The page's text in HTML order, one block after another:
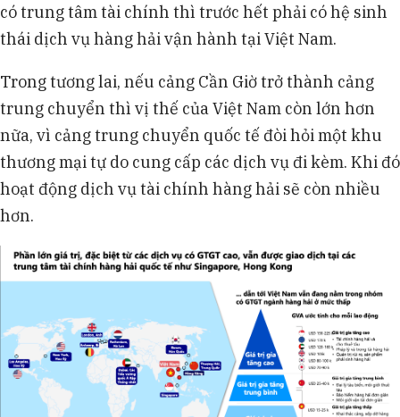
có trung tâm tài chính thì trước hết phải có hệ sinh
thái dịch vụ hàng hải vận hành tại Việt Nam.
Trong tương lai, nếu cảng Cần Giờ trở thành cảng
trung chuyển thì vị thế của Việt Nam còn lớn hơn
nữa, vì cảng trung chuyển quốc tế đòi hỏi một khu
thương mại tự do cung cấp các dịch vụ đi kèm. Khi đó
hoạt động dịch vụ tài chính hàng hải sẽ còn nhiều
hơn.